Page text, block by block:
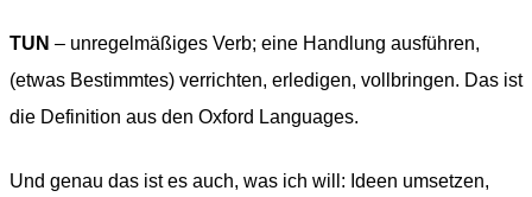
TUN – unregelmäßiges Verb; eine Handlung ausführen,
(etwas Bestimmtes) verrichten, erledigen, vollbringen. Das ist
die Definition aus den Oxford Languages.
Und genau das ist es auch, was ich will: Ideen umsetzen,